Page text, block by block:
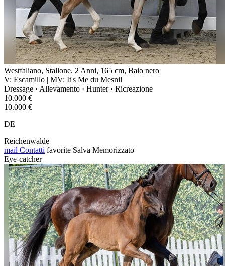
Westfaliano, Stallone, 2 Anni, 165 cm, Baio nero
V: Escamillo | MV: It's Me du Mesnil
Dressage · Allevamento · Hunter · Ricreazione
10.000 €
10.000 €
DE
Reichenwalde
mail Contatti favorite Salva Memorizzato
Eye-catcher